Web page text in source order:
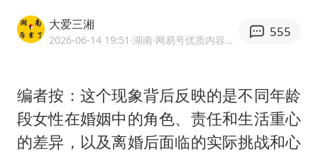
黄金牛市回来了吗
商场现钱学森巨幅海报 负责人回应
36岁男演员成景区NPC后人气爆棚
全民健身事业高质量发展
大爱三湘
2026-06-14 19:51 ·湖南 ·网易号优质内容创作者
555
编者按：这个现象背后反映的是不同年龄
段女性在婚姻中的角色、责任和生活重心
的差异，以及离婚后面临的实际挑战和心